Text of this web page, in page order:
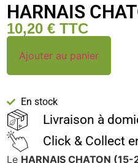
HARNAIS
10,20€ TTC
Ajouter au panier
En stock
Livraison à
Click & Collect
Le HARNAIS CHATON (15-